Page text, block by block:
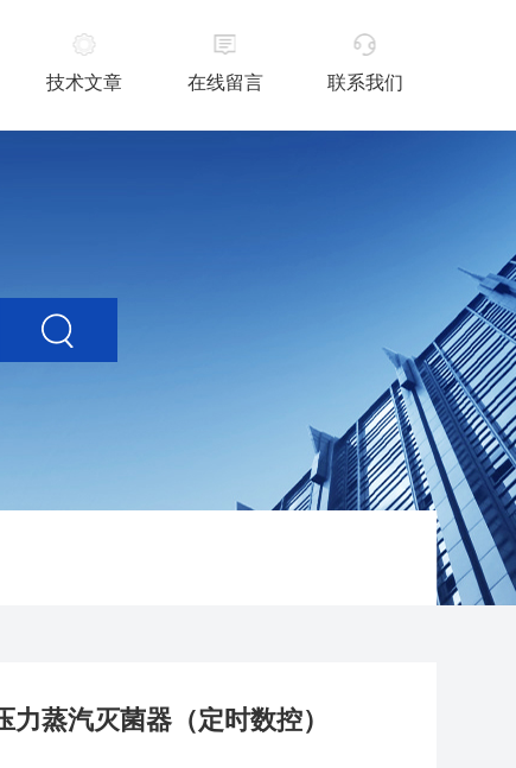
技术文章 在线留言 联系我们
蒸汽灭菌器（定时数控）